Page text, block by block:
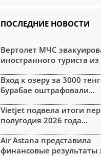
ПОСЛЕДНИЕ НОВОСТИ
Вертолет МЧС
иностранного туриста из
Вход к озеру за 3000
Бурабае оштрафовали...
Vietjet подвела итоги
полугодия 2026 года...
Air Astana представила
финансовые результаты